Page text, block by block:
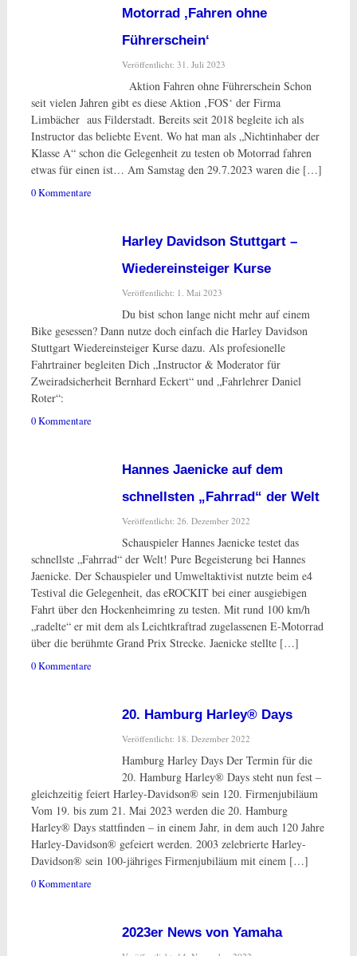
Motorrad ‚Fahren ohne
Führerschein‘
Veröffentlicht: 31. Juli 2023
Aktion Fahren ohne Führerschein Schon
seit vielen Jahren gibt es diese Aktion ‚FOS‘ der Firma
Limbächer aus Filderstadt. Bereits seit 2018 begleite ich als
Instructor das beliebte Event. Wo hat man als „Nichtinhaber der
Klasse A“ schon die Gelegenheit zu testen ob Motorrad fahren
etwas für einen ist… Am Samstag den 29.7.2023 waren die […]
0 Kommentare
Harley Davidson Stuttgart –
Wiedereinsteiger Kurse
Veröffentlicht: 1. Mai 2023
Du bist schon lange nicht mehr auf einem
Bike gesessen? Dann nutze doch einfach die Harley Davidson
Stuttgart Wiedereinsteiger Kurse dazu. Als profesionelle
Fahrtrainer begleiten Dich „Instructor & Moderator für
Zweiradsicherheit Bernhard Eckert“ und „Fahrlehrer Daniel
Roter“:
0 Kommentare
Hannes Jaenicke auf dem
schnellsten „Fahrrad“ der Welt
Veröffentlicht: 26. Dezember 2022
Schauspieler Hannes Jaenicke testet das
schnellste „Fahrrad“ der Welt! Pure Begeisterung bei Hannes
Jaenicke. Der Schauspieler und Umweltaktivist nutzte beim e4
Testival die Gelegenheit, das eROCKIT bei einer ausgiebigen
Fahrt über den Hockenheimring zu testen. Mit rund 100 km/h
„radelte“ er mit dem als Leichtkraftrad zugelassenen E-Motorrad
über die berühmte Grand Prix Strecke. Jaenicke stellte […]
0 Kommentare
20. Hamburg Harley® Days
Veröffentlicht: 18. Dezember 2022
Hamburg Harley Days Der Termin für die
20. Hamburg Harley® Days steht nun fest –
gleichzeitig feiert Harley-Davidson® sein 120. Firmenjubiläum
Vom 19. bis zum 21. Mai 2023 werden die 20. Hamburg
Harley® Days stattfinden – in einem Jahr, in dem auch 120 Jahre
Harley-Davidson® gefeiert werden. 2003 zelebrierte Harley-
Davidson® sein 100-jähriges Firmenjubiläum mit einem […]
0 Kommentare
2023er News von Yamaha